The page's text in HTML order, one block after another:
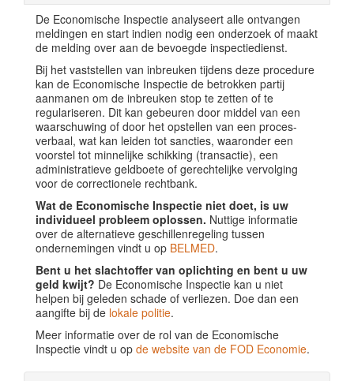
De Economische Inspectie analyseert alle ontvangen
meldingen en start indien nodig een onderzoek of maakt
de melding over aan de bevoegde inspectiedienst.
Bij het vaststellen van inbreuken tijdens deze procedure
kan de Economische Inspectie de betrokken partij
aanmanen om de inbreuken stop te zetten of te
regulariseren. Dit kan gebeuren door middel van een
waarschuwing of door het opstellen van een proces-
verbaal, wat kan leiden tot sancties, waaronder een
voorstel tot minnelijke schikking (transactie), een
administratieve geldboete of gerechtelijke vervolging
voor de correctionele rechtbank.
Wat de Economische Inspectie niet doet, is uw
individueel probleem oplossen. Nuttige informatie
over de alternatieve geschillenregeling tussen
ondernemingen vindt u op BELMED.
Bent u het slachtoffer van oplichting en bent u uw
geld kwijt? De Economische Inspectie kan u niet
helpen bij geleden schade of verliezen. Doe dan een
aangifte bij de lokale politie.
Meer informatie over de rol van de Economische
Inspectie vindt u op de website van de FOD Economie.